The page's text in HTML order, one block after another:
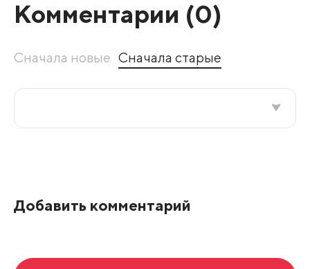
Комментарии (0)
Сначала новые Сначала старые
Добавить комментарий